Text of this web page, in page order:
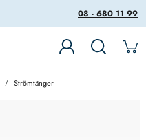
08 - 680 11 99
Strömtänger